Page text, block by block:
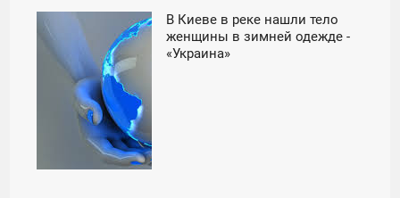
В Киеве в реке нашли тело
женщины в зимней одежде -
«Украина»